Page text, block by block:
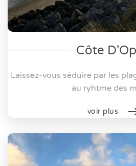
Côte
Laissez-vous séduire par les
au ryhtme des
voir plus